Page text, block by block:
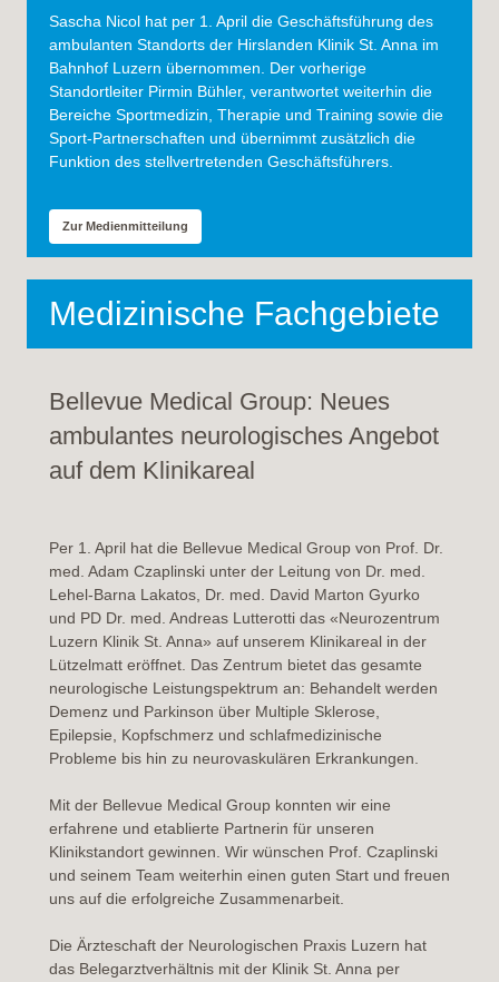
Sascha Nicol hat per 1. April die Geschäftsführung des
ambulanten Standorts der Hirslanden Klinik St. Anna im
Bahnhof Luzern übernommen. Der vorherige
Standortleiter Pirmin Bühler, verantwortet weiterhin die
Bereiche Sportmedizin, Therapie und Training sowie die
Sport-Partnerschaften und übernimmt zusätzlich die
Funktion des stellvertretenden Geschäftsführers.
Zur Medienmitteilung
Medizinische Fachgebiete
Bellevue Medical Group: Neues
ambulantes neurologisches Angebot
auf dem Klinikareal
Per 1. April hat die Bellevue Medical Group von Prof. Dr.
med. Adam Czaplinski unter der Leitung von Dr. med.
Lehel-Barna Lakatos, Dr. med. David Marton Gyurko
und PD Dr. med. Andreas Lutterotti das «Neurozentrum
Luzern Klinik St. Anna» auf unserem Klinikareal in der
Lützelmatt eröffnet. Das Zentrum bietet das gesamte
neurologische Leistungspektrum an: Behandelt werden
Demenz und Parkinson über Multiple Sklerose,
Epilepsie, Kopfschmerz und schlafmedizinische
Probleme bis hin zu neurovaskulären Erkrankungen.
Mit der Bellevue Medical Group konnten wir eine
erfahrene und etablierte Partnerin für unseren
Klinikstandort gewinnen. Wir wünschen Prof. Czaplinski
und seinem Team weiterhin einen guten Start und freuen
uns auf die erfolgreiche Zusammenarbeit.
Die Ärzteschaft der Neurologischen Praxis Luzern hat
das Belegarztverhältnis mit der Klinik St. Anna per